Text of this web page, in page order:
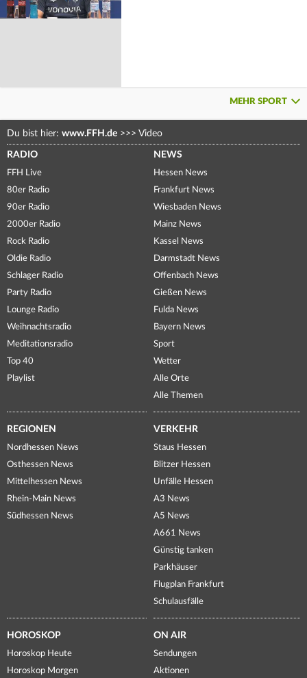
MEHR SPORT
Du bist hier: www.FFH.de >>> Video
RADIO
FFH Live
80er Radio
90er Radio
2000er Radio
Rock Radio
Oldie Radio
Schlager Radio
Party Radio
Lounge Radio
Weihnachtsradio
Meditationsradio
Top 40
Playlist
NEWS
Hessen News
Frankfurt News
Wiesbaden News
Mainz News
Kassel News
Darmstadt News
Offenbach News
Gießen News
Fulda News
Bayern News
Sport
Wetter
Alle Orte
Alle Themen
REGIONEN
Nordhessen News
Osthessen News
Mittelhessen News
Rhein-Main News
Südhessen News
VERKEHR
Staus Hessen
Blitzer Hessen
Unfälle Hessen
A3 News
A5 News
A661 News
Günstig tanken
Parkhäuser
Flugplan Frankfurt
Schulausfälle
HOROSKOP
Horoskop Heute
Horoskop Morgen
ON AIR
Sendungen
Aktionen